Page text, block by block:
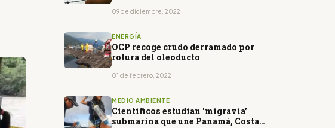
09 de diciembre, 2022
ENERGÍA
OCP recoge crudo derramado por
rotura del oleoducto
01 de febrero, 2022
MEDIO AMBIENTE
Científicos estudian 'migravía'
submarina que une Panamá, Costa